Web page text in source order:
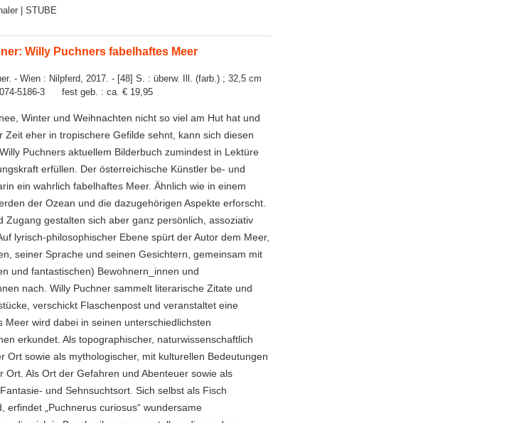
| STUBE
Willy Puchners fabelhaftes Meer
- Wien : Nilpferd, 2017. - [48] S. : überw. Ill. (farb.) ; 32,5 cm
5186-3 fest geb. : ca. € 19,95
Winter und Weihnachten nicht so viel am Hut hat und
Zeit eher in tropischere Gefilde sehnt, kann sich diesen
Puchners aktuellem Bilderbuch zumindest in Lektüre
erfüllen. Der österreichische Künstler be- und
ein wahrlich fabelhaftes Meer. Ähnlich wie in einem
der Ozean und die dazugehörigen Aspekte erforscht.
Zugang gestalten sich aber ganz persönlich, assoziativ
lyrisch-philosophischer Ebene spürt der Autor dem Meer,
seiner Sprache und seinen Gesichtern, gemeinsam mit
und fantastischen) Bewohnern_innen und
nach. Willy Puchner sammelt literarische Zitate und
verschickt Flaschenpost und veranstaltet eine
Meer wird dabei in seinen unterschiedlichsten
erkundet. Als topographischer, naturwissenschaftlich
Ort sowie als mythologischer, mit kulturellen Bedeutungen
Ort. Als Ort der Gefahren und Abenteuer sowie als
und Sehnsuchtsort. Sich selbst als Fisch
erfindet „Puchnerus curiosus“ wundersame